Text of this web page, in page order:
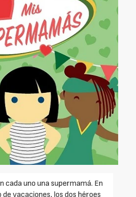
cada uno una supermamá. En
de vacaciones, los dos héroes